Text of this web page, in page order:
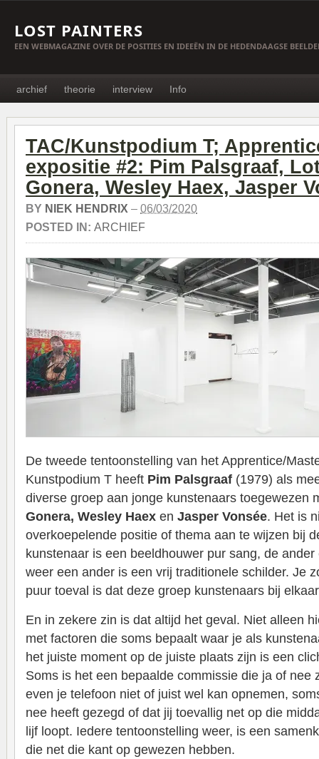
LOST PAINTERS
EEN WEBMAGAZINE OVER DE POSITIES EN IDEEËN IN DE HEDENDAAGSE
archief theorie interview Info
TAC/Kunstpodium T;
expositie #2: Pim Palsgraaf,
Gonera, Wesley Haex, Jasper
BY NIEK HENDRIX – 06/03/2020
POSTED IN: ARCHIEF
De tweede tentoonstelling van het Apprentice/
Kunstpodium T heeft Pim Palsgraaf (1979) als
diverse groep aan jonge kunstenaars toegewezen
Gonera, Wesley Haex en Jasper Vonsée. Het is
overkoepelende positie of thema aan te wijzen bij
kunstenaar is een beeldhouwer pur sang, de
weer een ander is een vrij traditionele schilder. Je
puur toeval is dat deze groep kunstenaars bij
En in zekere zin is dat altijd het geval. Niet alleen
met factoren die soms bepaalt waar je als
het juiste moment op de juiste plaats zijn is een
Soms is het een bepaalde commissie die ja of nee
even je telefoon niet of juist wel kan opnemen,
nee heeft gezegd of dat jij toevallig net op die
lijf loopt. Iedere tentoonstelling weer, is een
die net die kant op gewezen hebben.